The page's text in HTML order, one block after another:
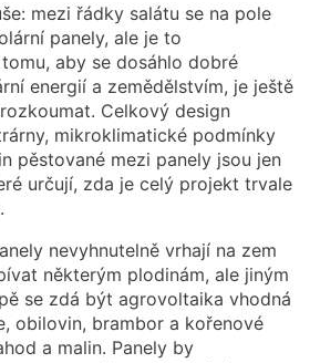
mezi řádky salátu se na pole
panely, ale je to
aby se dosáhlo dobré
energií a zemědělstvím, je ještě
Celkový design
mikroklimatické podmínky
pěstované mezi panely jsou jen
určují, zda je celý projekt trvale
nevyhnutelně vrhají na zem
některým plodinám, ale jiným
se zdá být agrovoltaika vhodná
obilovin, brambor a kořenové
a malin. Panely by